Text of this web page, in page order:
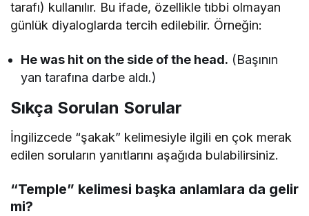
tarafı) kullanılır. Bu ifade, özellikle tıbbi olmayan
günlük diyaloglarda tercih edilebilir. Örneğin:
He was hit on the side of the head. (Başının
yan tarafına darbe aldı.)
Sıkça Sorulan Sorular
İngilizcede “şakak” kelimesiyle ilgili en çok merak
edilen soruların yanıtlarını aşağıda bulabilirsiniz.
“Temple” kelimesi başka anlamlara da gelir
mi?